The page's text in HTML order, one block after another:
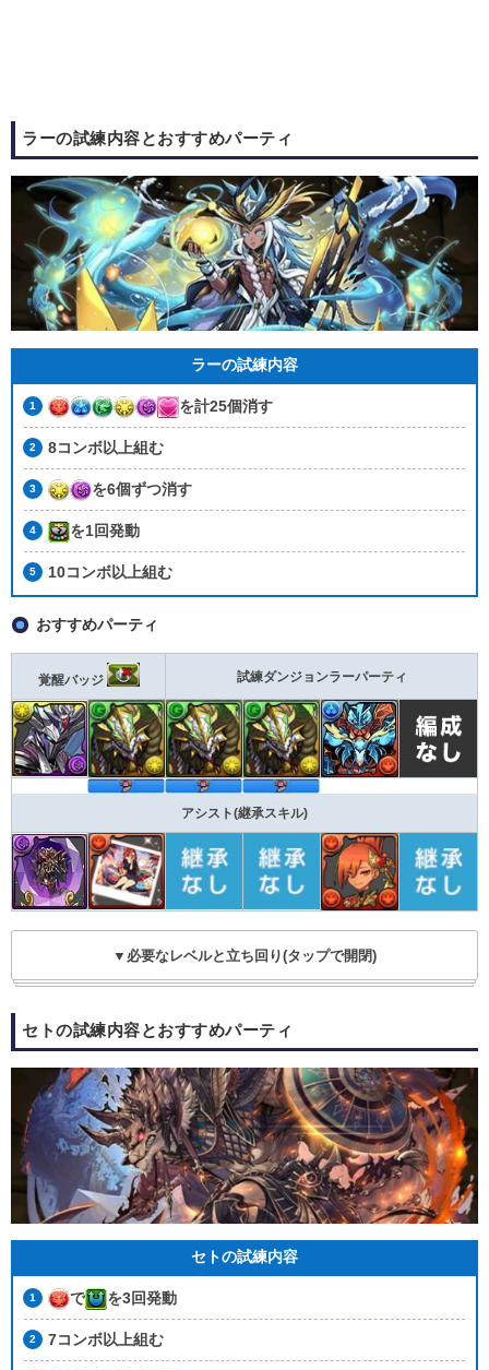
ラーの試練内容とおすすめパーティ
ラーの試練内容
を計25個消す
8コンボ以上組む
を6個ずつ消す
を1回発動
10コンボ以上組む
おすすめパーティ
覚醒バッジ 試練ダンジョンラーパーティ
アシスト(継承スキル)
▼必要なレベルと立ち回り(タップで開閉)
セトの試練内容とおすすめパーティ
セトの試練内容
で を3回発動
7コンボ以上組む